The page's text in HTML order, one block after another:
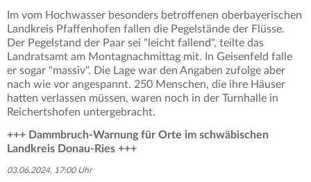
Im vom Hochwasser besonders betroffenen oberbayerischen
Landkreis Pfaffenhofen fallen die Pegelstände der Flüsse.
Der Pegelstand der Paar sei "leicht fallend", teilte das
Landratsamt am Montagnachmittag mit. In Geisenfeld falle
er sogar "massiv". Die Lage war den Angaben zufolge aber
nach wie vor angespannt. 250 Menschen, die ihre Häuser
hatten verlassen müssen, waren noch in der Turnhalle in
Reichertshofen untergebracht.
+++ Dammbruch-Warnung für Orte im schwäbischen
Landkreis Donau-Ries +++
03.06.2024, 17:00 Uhr